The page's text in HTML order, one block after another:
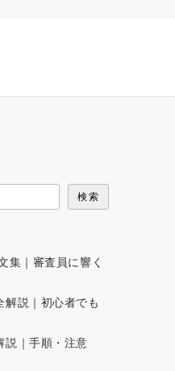
検索
集｜審査員に響く
解説｜初心者でも
説｜手順・注意